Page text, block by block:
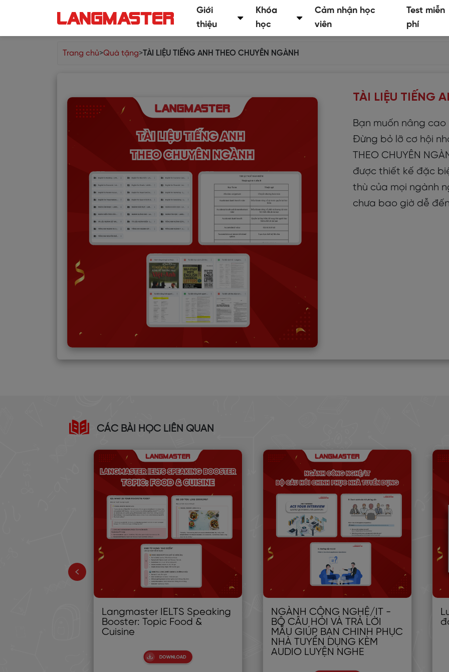
Giới
thiệu
Khóa
học
Cảm nhận học
viên
Test miễn
phí
Trang chủ>Quà tặng>TÀI LIỆU TIẾNG ANH THEO CHUYÊN NGÀNH
TÀI LIỆU TIẾNG
Bạn muốn nâng
Đừng bỏ lỡ cơ hội
THEO CHUYÊN
được thiết kế đặc
thù của mọi ngành
chưa bao giờ dễ
CÁC BÀI HỌC LIÊN QUAN
Langmaster IELTS Speaking
Booster: Topic Food &
Cuisine
NGÀNH CÔNG NGHỆ/IT -
BỘ CÂU HỎI VÀ TRẢ LỜI
MẪU GIÚP BẠN CHINH PHỤC
NHÀ TUYỂN DỤNG KÈM
AUDIO LUYỆN NGHE